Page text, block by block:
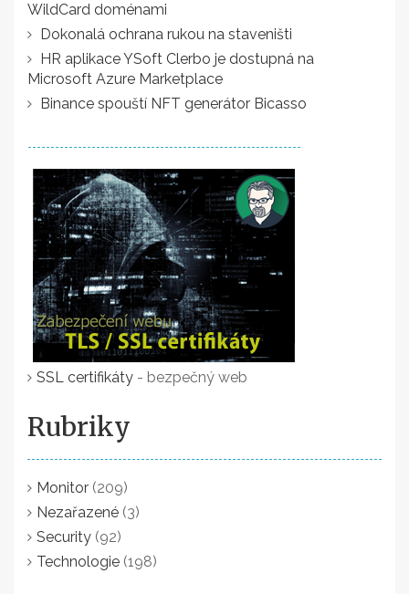
WildCard doménami
Dokonalá ochrana rukou na staveništi
HR aplikace YSoft Clerbo je dostupná na
Microsoft Azure Marketplace
Binance spouští NFT generátor Bicasso
SSL certifikáty - bezpečný web
Rubriky
Monitor (209)
Nezařazené (3)
Security (92)
Technologie (198)